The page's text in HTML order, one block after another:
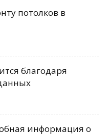
потолков в
благодаря
информация о